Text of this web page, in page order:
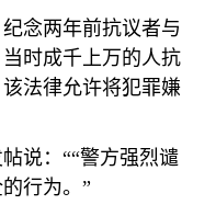
念两年前抗议者与
时成千上万的人抗
法律允许将犯罪嫌
说：““警方强烈谴
行为。”